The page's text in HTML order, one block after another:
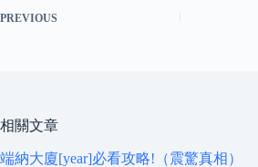
PREVIOUS
相關文章
端納大廈[year]必看攻略!（震驚真相）